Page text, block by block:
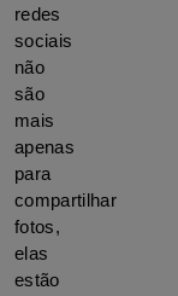
redes
sociais
não
são
mais
apenas
para
compartilhar
fotos,
elas
estão